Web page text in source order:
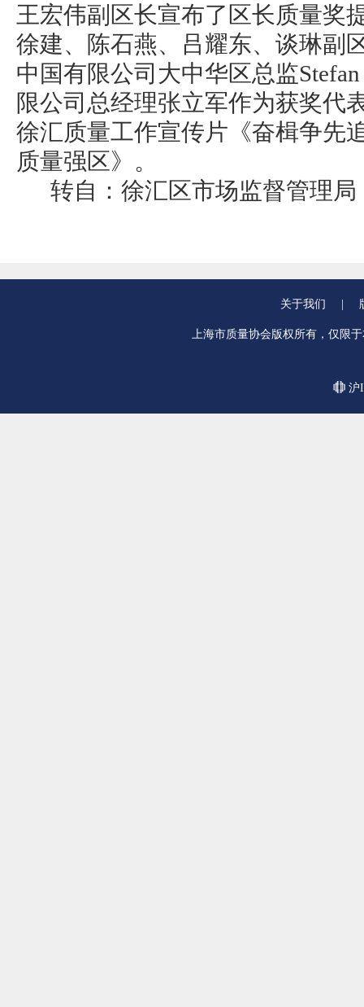
王宏伟副区长宣布了区长质量奖
徐建、陈石燕、吕耀东、谈琳副
中国有限公司大中华区总监
限公司总经理张立军作为获奖代
徐汇质量工作宣传片《奋楫争先
质量强区》。
转自：徐汇区市场监督管理局
关于我们
上海市质量协会版权所有，仅限
沪